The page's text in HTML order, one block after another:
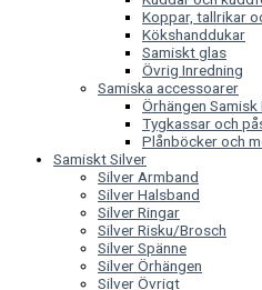
Koppar, tallrikar
Kökshanddukar
Samiskt glas
Övrig Inredning
Samiska accessoarer
Örhängen Samisk
Tygkassar och
Plånböcker och
Samiskt Silver
Silver Armband
Silver Halsband
Silver Ringar
Silver Risku/Brosch
Silver Spänne
Silver Örhängen
Silver Övrigt